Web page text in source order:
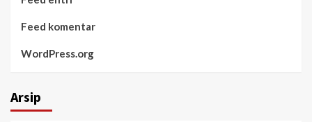
Feed komentar
WordPress.org
Arsip